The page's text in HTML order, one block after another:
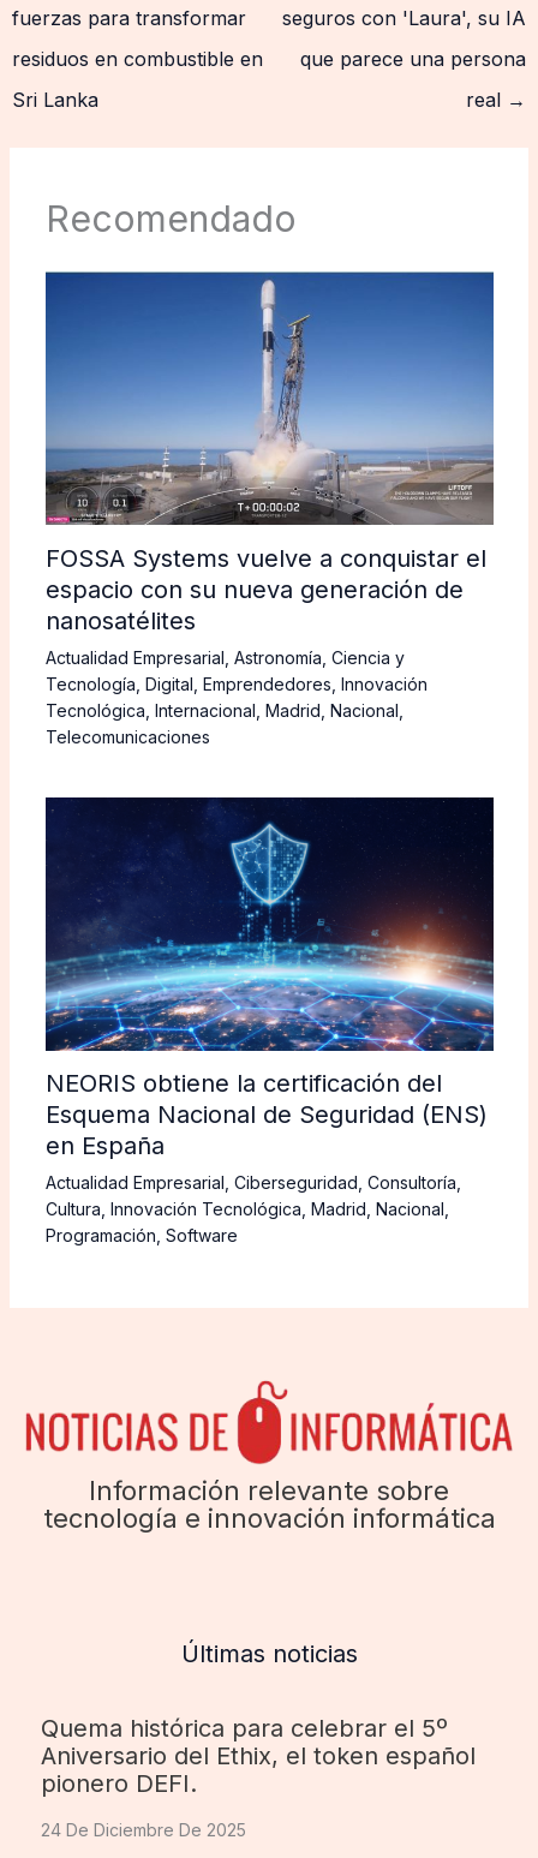
fuerzas para transformar
residuos en combustible en
Sri Lanka
seguros con 'Laura', su IA
que parece una persona
real →
Recomendado
FOSSA Systems vuelve a conquistar el
espacio con su nueva generación de
nanosatélites
Actualidad Empresarial Astronomía Ciencia y
Tecnología Digital Emprendedores Innovación
Tecnológica Internacional Madrid Nacional
Telecomunicaciones
NEORIS obtiene la certificación del
Esquema Nacional de Seguridad (ENS)
en España
Actualidad Empresarial Ciberseguridad Consultoría
Cultura Innovación Tecnológica Madrid Nacional
Programación Software
Información relevante sobre
tecnología e innovación informática
Últimas noticias
Quema histórica para celebrar el 5º
Aniversario del Ethix, el token español
pionero DEFI.
24 De Diciembre De 2025